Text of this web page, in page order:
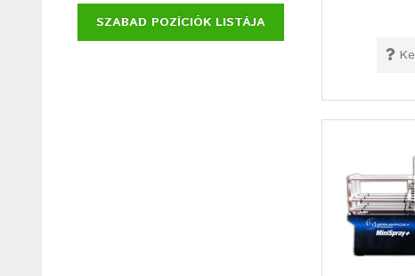
SZABAD POZÍCIÓK LISTÁJA